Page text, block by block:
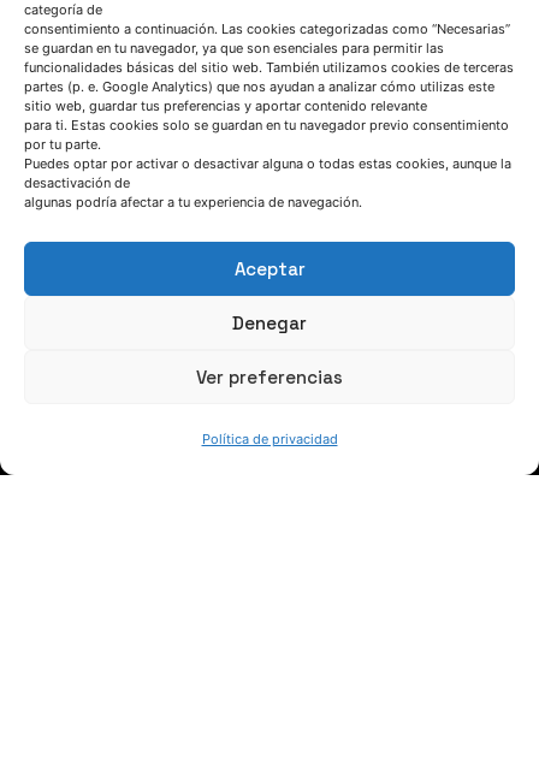
categoría de
consentimiento a continuación. Las cookies categorizadas como “Necesarias”
se guardan en tu navegador, ya que son esenciales para permitir las
funcionalidades básicas del sitio web. También utilizamos cookies de terceras
partes (p. e. Google Analytics) que nos ayudan a analizar cómo utilizas este
sitio web, guardar tus preferencias y aportar contenido relevante
para ti. Estas cookies solo se guardan en tu navegador previo consentimiento
por tu parte.
Puedes optar por activar o desactivar alguna o todas estas cookies, aunque la
desactivación de
algunas podría afectar a tu experiencia de navegación.
Aceptar
Denegar
Ver preferencias
Política de privacidad
SÍGUENOS
Suscríbete a nuestras noticias